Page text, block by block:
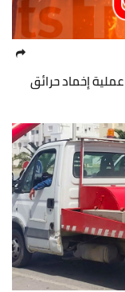
الحماية المدنية: أكثر من 23 ألف تدخل و5532 عملية إخماد حرائق